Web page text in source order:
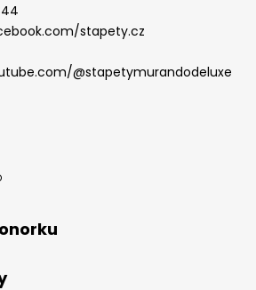
stapety.cz
@stapetymurandodeluxe